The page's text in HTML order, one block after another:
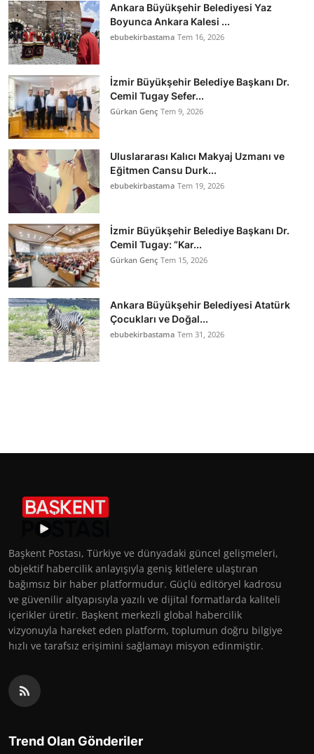
Ankara Büyükşehir Belediyesi Yaz
Boyunca Ankara Kalesi ...
ebubekirbastama Tem 16, 2026
İzmir Büyükşehir Belediye Başkanı Dr.
Cemil Tugay Sefer...
Gürkan Genç Tem 9, 2026
Uluslararası Kalıcı Makyaj Uzmanı ve
Eğitmen Cansu Durk...
ebubekirbastama Tem 19, 2026
İzmir Büyükşehir Belediye Başkanı Dr.
Cemil Tugay: “Kar...
Gürkan Genç Tem 15, 2026
Ankara Büyükşehir Belediyesi Atatürk
Çocukları ve Doğal...
ebubekirbastama Tem 31, 2026
Başkent Postası, Türkiye ve dünyadaki güncel gelişmeleri,
objektif habercilik anlayışıyla geniş kitlelere ulaştıran
bağımsız bir haber platformudur. Güçlü editöryel kadrosu
ve güvenilir altyapısıyla yazılı ve dijital formatlarda kaliteli
içerikler üretir. Başkent merkezli global habercilik
vizyonuyla hareket eden platform, toplumun doğru bilgiye
hızlı ve tarafsız erişimini sağlamayı misyon edinmiştir.
Trend Olan Gönderiler